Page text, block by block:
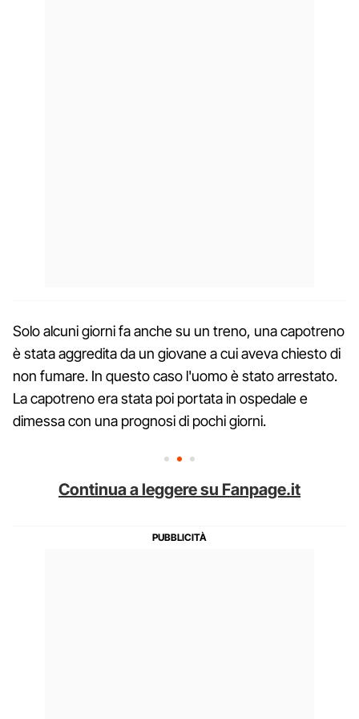
Solo alcuni giorni fa anche su un treno, una capotreno
è stata aggredita da un giovane a cui aveva chiesto di
non fumare. In questo caso l'uomo è stato arrestato.
La capotreno era stata poi portata in ospedale e
dimessa con una prognosi di pochi giorni.
Continua a leggere su Fanpage.it